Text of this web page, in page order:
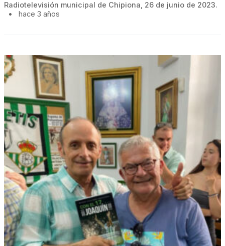
Radiotelevisión municipal de Chipiona, 26 de junio de 2023.
•
hace 3 años